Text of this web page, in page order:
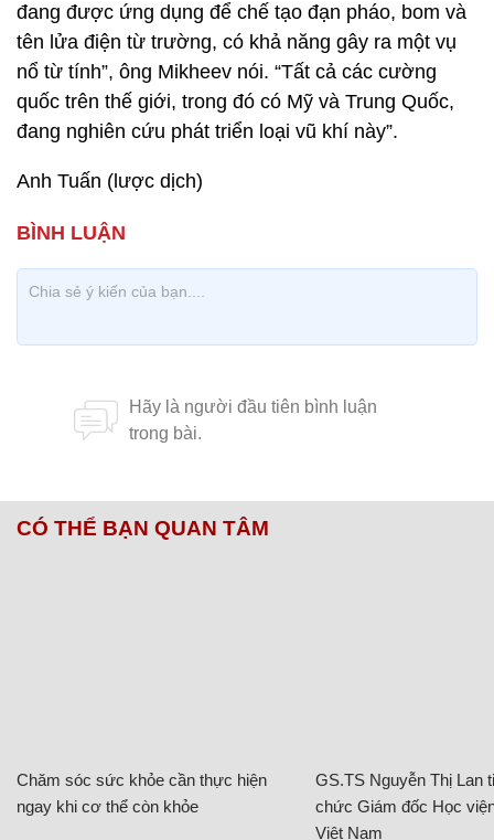
đang được ứng dụng để chế tạo đạn pháo, bom và
tên lửa điện từ trường, có khả năng gây ra một vụ
nổ từ tính”, ông Mikheev nói. “Tất cả các cường
quốc trên thế giới, trong đó có Mỹ và Trung Quốc,
đang nghiên cứu phát triển loại vũ khí này”.
Anh Tuấn (lược dịch)
CÓ THỂ BẠN QUAN TÂM
Chăm sóc sức khỏe cần thực hiện
ngay khi cơ thể còn khỏe
GS.TS Nguyễn Thị Lan
chức Giám đốc Học
Việt Nam